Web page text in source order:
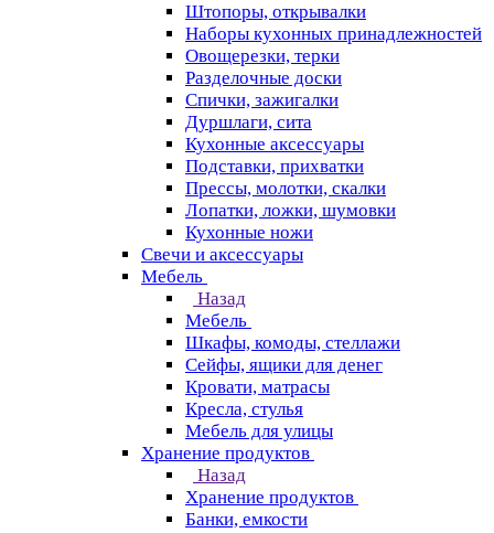
Штопоры, открывалки
Наборы кухонных принадлежностей
Овощерезки, терки
Разделочные доски
Спички, зажигалки
Дуршлаги, сита
Кухонные аксессуары
Подставки, прихватки
Прессы, молотки, скалки
Лопатки, ложки, шумовки
Кухонные ножи
Свечи и аксессуары
Мебель
Назад
Мебель
Шкафы, комоды, стеллажи
Сейфы, ящики для денег
Кровати, матрасы
Кресла, стулья
Мебель для улицы
Хранение продуктов
Назад
Хранение продуктов
Банки, емкости